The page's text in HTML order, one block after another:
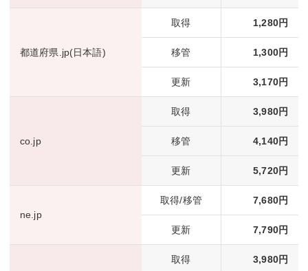
都道府県.jp(日本語)
取得 1,280円
移管 1,300円
更新 3,170円
co.jp
取得 3,980円
移管 4,140円
更新 5,720円
ne.jp
取得/移管 7,680円
更新 7,790円
取得 3,980円